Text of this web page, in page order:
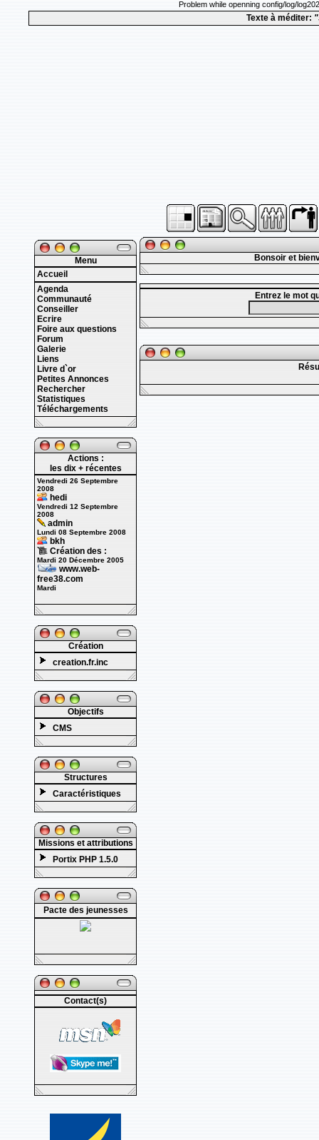
Problem while openning config/log/
Texte à méditer:
Menu
Accueil
Agenda
Communauté
Conseiller
Ecrire
Foire aux questions
Forum
Galerie
Liens
Livre d`or
Petites Annonces
Rechercher
Statistiques
Téléchargements
Actions :
les dix + récentes
Vendredi 26 Septembre
2008
hedi
Vendredi 12 Septembre
2008
admin
Lundi 08 Septembre 2008
bkh
Création des :
Mardi 20 Décembre 2005
www.web-
free38.com
Mardi
Création
creation.fr.inc
Objectifs
CMS
Structures
Caractéristiques
Missions et attributions
Portix PHP 1.5.0
Pacte des jeunesses
Contact(s)
Bonsoir et
Entrez le mot